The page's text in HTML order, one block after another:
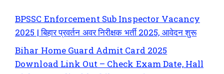
BPSSC Enforcement Sub Inspector Vacancy
2025 | बिहार प्रवर्तन अवर निरीक्षक भर्ती 2025, आवेदन शुरू
Bihar Home Guard Admit Card 2025
Download Link Out – Check Exam Date, Hall